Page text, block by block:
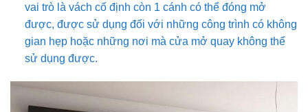
vai trò là vách cố định còn 1 cánh có thể đóng mở
được, được sử dụng đối với những công trình có không
gian hẹp hoặc những nơi mà cửa mở quay không thể
sử dụng được.